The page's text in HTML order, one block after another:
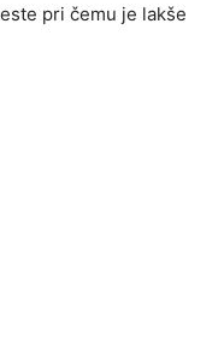
pri čemu je lakše